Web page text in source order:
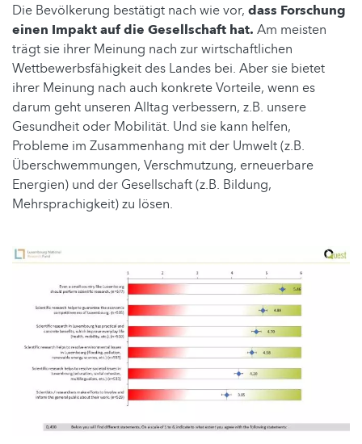
Die Bevölkerung bestätigt nach wie vor, dass Forschung
einen Impakt auf die Gesellschaft hat. Am meisten
trägt sie ihrer Meinung nach zur wirtschaftlichen
Wettbewerbsfähigkeit des Landes bei. Aber sie bietet
ihrer Meinung nach auch konkrete Vorteile, wenn es
darum geht unseren Alltag verbessern, z.B. unsere
Gesundheit oder Mobilität. Und sie kann helfen,
Probleme im Zusammenhang mit der Umwelt (z.B.
Überschwemmungen, Verschmutzung, erneuerbare
Energien) und der Gesellschaft (z.B. Bildung,
Mehrsprachigkeit) zu lösen.